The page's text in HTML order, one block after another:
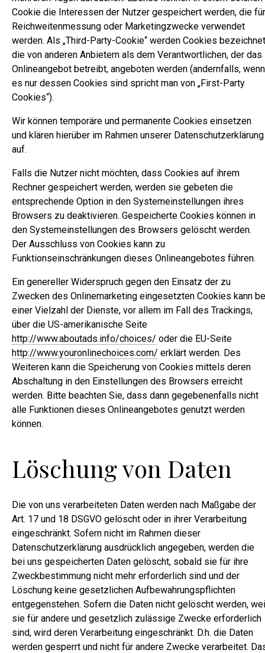
Cookie die Interessen der Nutzer gespeichert werden, die für
Reichweitenmessung oder Marketingzwecke verwendet
werden. Als „Third-Party-Cookie“ werden Cookies
die von anderen Anbietern als dem Verantwortlichen, der das
Onlineangebot betreibt, angeboten werden (andernfalls, wenn
es nur dessen Cookies sind spricht man von „First-Party
Cookies“).
Wir können temporäre und permanente Cookies einsetzen
und klären hierüber im Rahmen unserer Datenschutzerklärung
auf.
Falls die Nutzer nicht möchten, dass Cookies auf ihrem
Rechner gespeichert werden, werden sie gebeten die
entsprechende Option in den Systemeinstellungen ihres
Browsers zu deaktivieren. Gespeicherte Cookies können in
den Systemeinstellungen des Browsers gelöscht werden.
Der Ausschluss von Cookies kann zu
Funktionseinschränkungen dieses Onlineangebotes führen.
Ein genereller Widerspruch gegen den Einsatz der zu
Zwecken des Onlinemarketing eingesetzten Cookies kann
einer Vielzahl der Dienste, vor allem im Fall des Trackings,
über die US-amerikanische Seite
http://www.aboutads.info/choices/ oder die EU-Seite
http://www.youronlinechoices.com/ erklärt werden. Des
Weiteren kann die Speicherung von Cookies mittels deren
Abschaltung in den Einstellungen des Browsers erreicht
werden. Bitte beachten Sie, dass dann gegebenenfalls nicht
alle Funktionen dieses Onlineangebotes genutzt werden
können.
Löschung von Daten
Die von uns verarbeiteten Daten werden nach Maßgabe der
Art. 17 und 18 DSGVO gelöscht oder in ihrer Verarbeitung
eingeschränkt. Sofern nicht im Rahmen dieser
Datenschutzerklärung ausdrücklich angegeben, werden die
bei uns gespeicherten Daten gelöscht, sobald sie für ihre
Zweckbestimmung nicht mehr erforderlich sind und der
Löschung keine gesetzlichen Aufbewahrungspflichten
entgegenstehen. Sofern die Daten nicht gelöscht werden,
sie für andere und gesetzlich zulässige Zwecke erforderlich
sind, wird deren Verarbeitung eingeschränkt. D.h. die Daten
werden gesperrt und nicht für andere Zwecke verarbeitet.